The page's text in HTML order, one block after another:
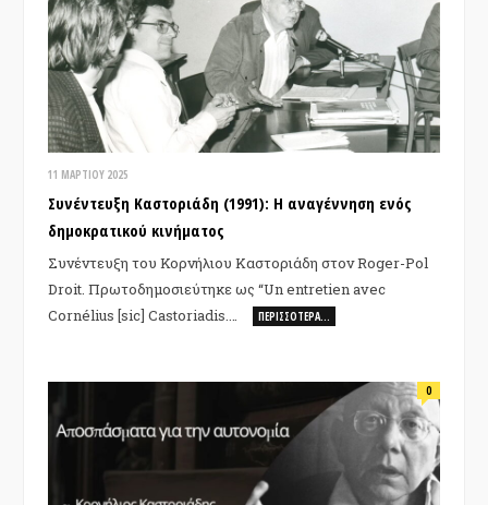
11 ΜΑΡΤΊΟΥ 2025
Συνέντευξη Καστοριάδη (1991): Η αναγέννηση ενός
δημοκρατικού κινήματος
Συνέντευξη του Κορνήλιου Καστοριάδη στον Roger-Pol
Droit. Πρωτοδημοσιεύτηκε ως “Un entretien avec
Cornélius [sic] Castoriadis.…
ΠΕΡΙΣΣΌΤΕΡΑ…
0